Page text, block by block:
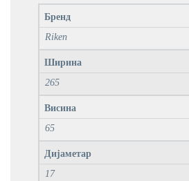
Бренд
Riken
Ширина
265
Висина
65
Дијаметар
17